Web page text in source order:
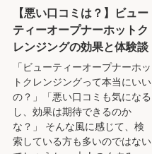
【悪い口コミは？】ビュー
ティーオープナーホットク
レンジングの効果と体験談
「ビューティーオープナーホッ
トクレンジングって本当にいい
の？」「悪い口コミも気になる
し、効果は期待できるのか
な？」 そんな風に感じて、検
索している方も多いのではない